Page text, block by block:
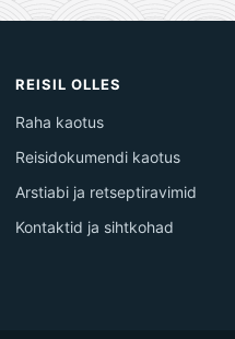
REISIL OLLES
Raha kaotus
Reisidokumendi kaotus
Arstiabi ja retseptiravimid
Kontaktid ja sihtkohad